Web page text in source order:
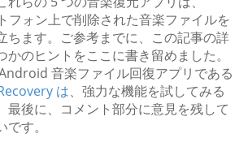
フォン上で削除された音楽ファイルを
ちます。ご参考までに、この記事の詳
のヒントをここに書き留めました。
音楽ファイル回復アプリである
は、強力な機能を試してみる
最後に、コメント部分に意見を残して
す。